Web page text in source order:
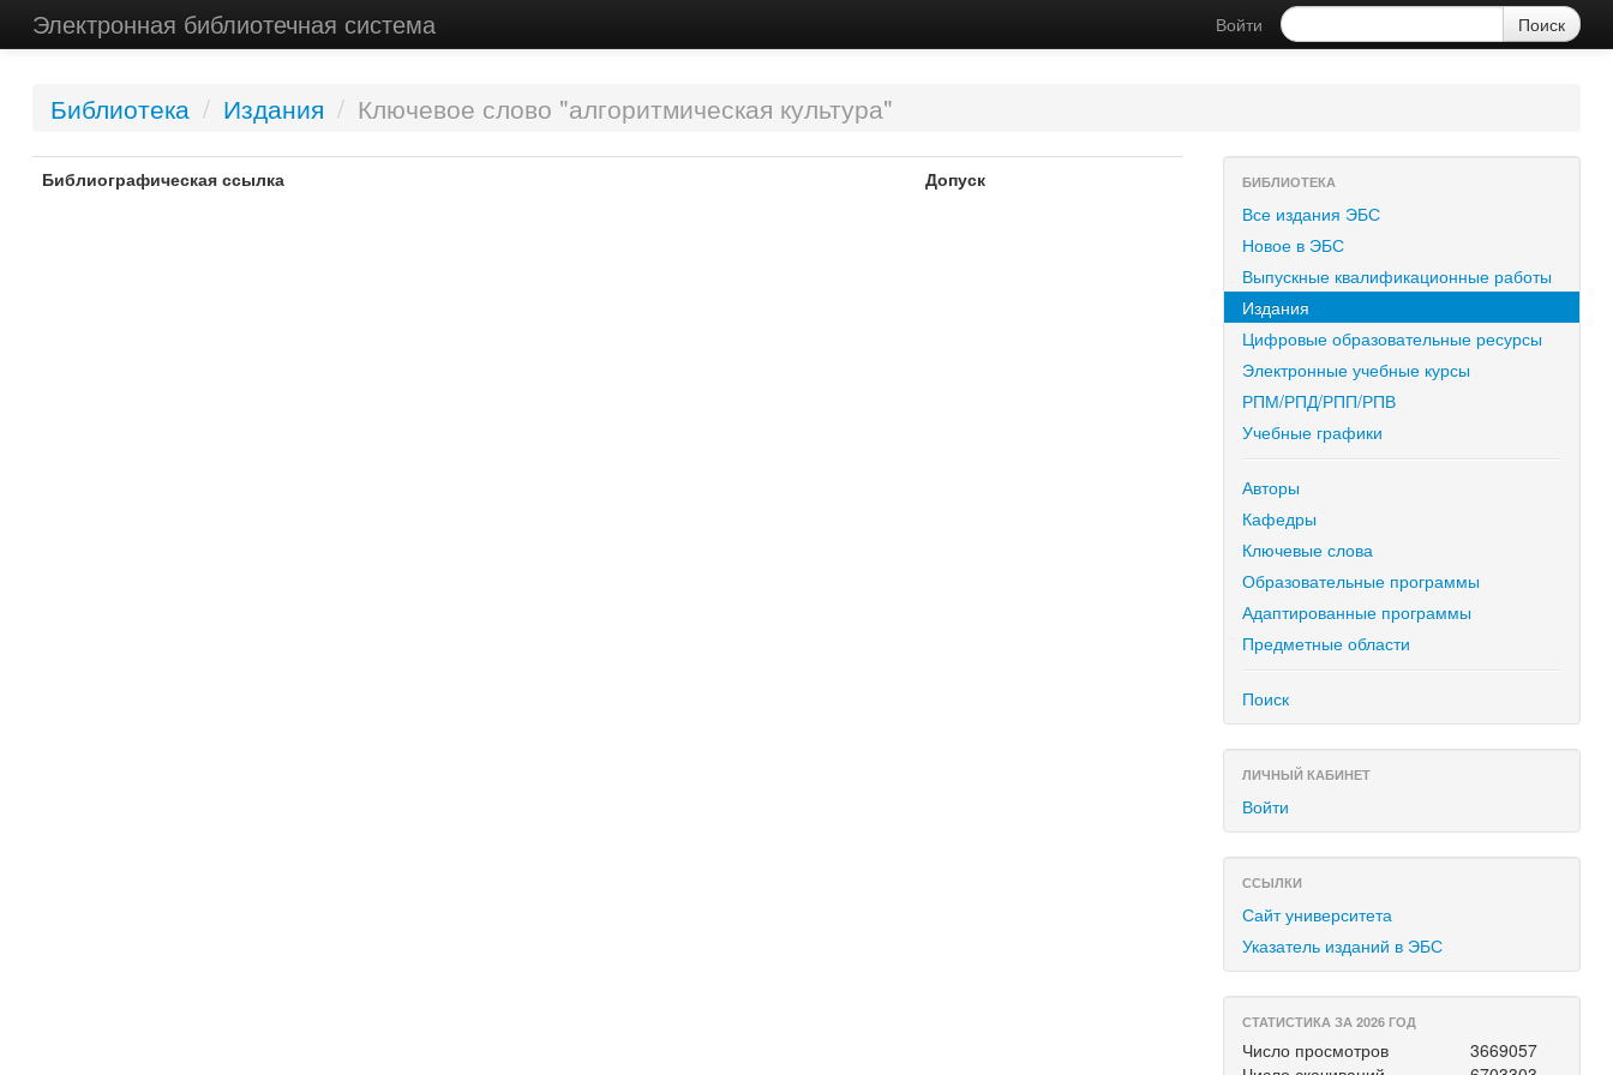
Электронная библиотечная система Войти
Библиотека / Издания / Ключевое слово "алгоритмическая культура"
Библиографическая ссылка Допуск БИБЛИОТЕКА
Все издания ЭБС
Новое в ЭБС
Выпускные квалификационные работы
Издания
Цифровые образовательные ресурсы
Электронные учебные курсы
РПМ/РПД/РПП/РПВ
Учебные графики
Авторы
Кафедры
Ключевые слова
Образовательные программы
Адаптированные программы
Предметные области
Поиск
ЛИЧНЫЙ КАБИНЕТ
Войти
ССЫЛКИ
Сайт университета
Указатель изданий в ЭБС
СТАТИСТИКА ЗА 2026 ГОД
Число просмотров
3669057